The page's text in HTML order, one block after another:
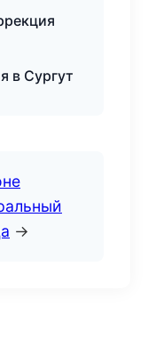
в Сургут
→